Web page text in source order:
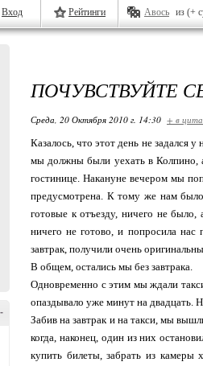
Вход Рейтинги Авось из (+
-
ПОЧУВСТВУЙТЕ
Среда, 20 Октября 2010 г. 14:30 + в
Казалось, что этот день не задался
мы должны были уехать в Колпино,
гостинице. Накануне вечером мы
предусмотрена. К тому же нам
готовые к отъезду, ничего не
ничего не готово, и попросила
завтрак, получили очень
В общем, остались мы без завтрака.
Одновременно с этим мы ждали
опаздывало уже минут на двадцать.
Забив на завтрак и на такси, мы
когда, наконец, один из них
купить билеты, забрать из